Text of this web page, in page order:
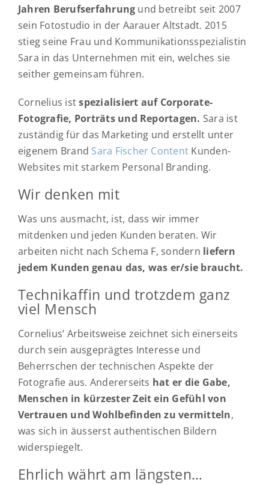
Jahren Berufserfahrung und betreibt seit 2007
sein Fotostudio in der Aarauer Altstadt. 2015
stieg seine Frau und Kommunikationsspezialistin
Sara in das Unternehmen mit ein, welches sie
seither gemeinsam führen.
Cornelius istspezialisiert auf Corporate-
Fotografie, Porträts und Reportagen. Sara ist
zuständig für das Marketing und erstellt unter
eigenem Brand Sara Fischer Content Kunden-
Websites mit starkem Personal Branding.
Wir denken mit
Was uns ausmacht, ist, dass wir immer
mitdenken und jeden Kunden beraten. Wir
arbeiten nicht nach Schema F, sondern liefern
jedem Kunden genau das, was er/sie braucht.
Technikaffin und trotzdem ganz
viel Mensch
Cornelius‘ Arbeitsweise zeichnet sich einerseits
durch sein ausgeprägtes Interesse und
Beherrschen der technischen Aspekte der
Fotografie aus. Andererseits hat er die Gabe,
Menschen in kürzester Zeit ein Gefühl von
Vertrauen und Wohlbefinden zu vermitteln,
was sich in äusserst authentischen Bildern
widerspiegelt.
Ehrlich währt am längsten…